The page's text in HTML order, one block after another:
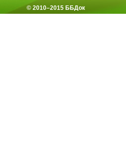
© 2010–2015 ББДок